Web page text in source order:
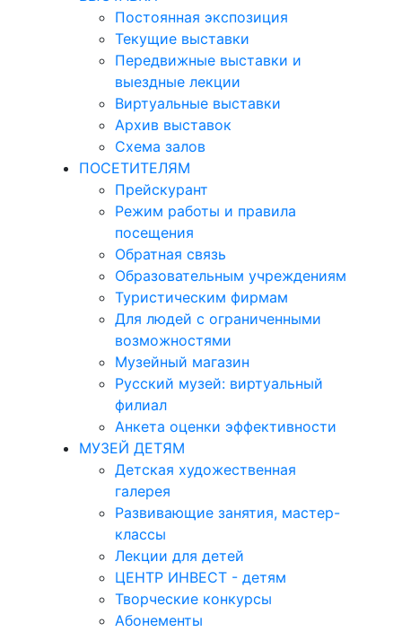
Постоянная экспозиция
Текущие выставки
Передвижные выставки и
выездные лекции
Виртуальные выставки
Архив выставок
Схема залов
ПОСЕТИТЕЛЯМ
Прейскурант
Режим работы и правила
посещения
Обратная связь
Образовательным учреждениям
Туристическим фирмам
Для людей с ограниченными
возможностями
Музейный магазин
Русский музей: виртуальный
филиал
Анкета оценки эффективности
МУЗЕЙ ДЕТЯМ
Детская художественная
галерея
Развивающие занятия, мастер-
классы
Лекции для детей
ЦЕНТР ИНВЕСТ - детям
Творческие конкурсы
Абонементы